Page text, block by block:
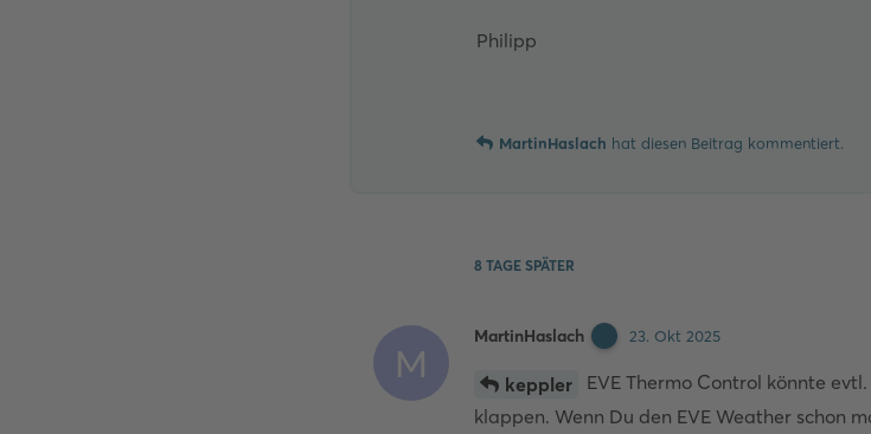
Philipp
MartinHaslach hat diesen Beitrag kommentiert.
8 TAGE SPÄTER
M
MartinHaslach 23. Okt 2025
keppler
EVE Thermo Control könnte evtl.
klappen. Wenn Du den EVE Weather schon